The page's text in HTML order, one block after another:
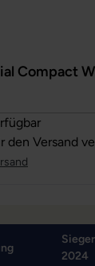
Compact
Bewertung
den Versand
2024